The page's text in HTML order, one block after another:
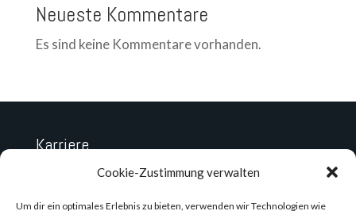
Cookie-Zustimmung verwalten
Um dir ein optimales Erlebnis zu bieten, verwenden wir Technologien wie
Neueste Kommentare
Es sind keine Kommentare vorhanden.
Karriere
Datenschutz